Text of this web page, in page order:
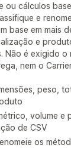
ou cálculos
e
base em mais
e
Não é exigido o
nem o
peso,
volume e
de CSV
os